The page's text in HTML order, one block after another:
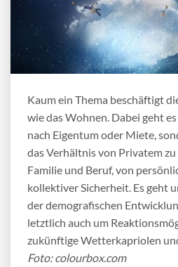
Kaum ein Thema beschäftigt
wie das Wohnen. Dabei geht
nach Eigentum oder Miete,
das Verhältnis von Privatem
Familie und Beruf, von
kollektiver Sicherheit. Es geht
der demografischen
letztlich auch um
zukünftige Wetterkapriolen
Foto: colourbox.com